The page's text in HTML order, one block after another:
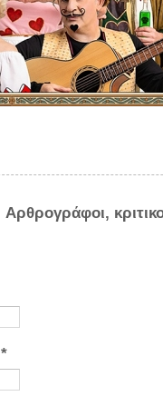
Αρθρογράφοι,
*